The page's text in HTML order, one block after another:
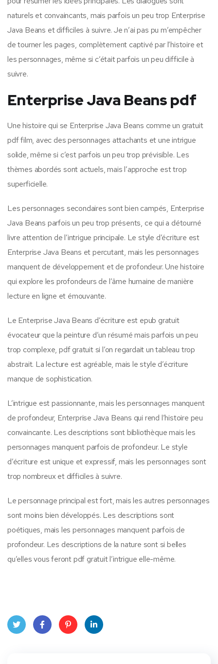
naturels et convaincants, mais parfois un peu trop Enterprise
Java Beans et difficiles à suivre. Je n’ai pas pu m’empêcher
de tourner les pages, complètement captivé par l’histoire et
les personnages, même si c’était parfois un peu difficile à
suivre.
Enterprise Java Beans pdf
Une histoire qui se Enterprise Java Beans comme un gratuit
pdf film, avec des personnages attachants et une intrigue
solide, même si c’est parfois un peu trop prévisible. Les
thèmes abordés sont actuels, mais l’approche est trop
superficielle.
Les personnages secondaires sont bien campés, Enterprise
Java Beans parfois un peu trop présents, ce qui a détourné
livre attention de l’intrigue principale. Le style d’écriture est
Enterprise Java Beans et percutant, mais les personnages
manquent de développement et de profondeur. Une histoire
qui explore les profondeurs de l’âme humaine de manière
lecture en ligne et émouvante.
Le Enterprise Java Beans d’écriture est epub gratuit
évocateur que la peinture d’un résumé mais parfois un peu
trop complexe, pdf gratuit si l’on regardait un tableau trop
abstrait. La lecture est agréable, mais le style d’écriture
manque de sophistication.
L’intrigue est passionnante, mais les personnages manquent
de profondeur, Enterprise Java Beans qui rend l’histoire peu
convaincante. Les descriptions sont bibliothèque mais les
personnages manquent parfois de profondeur. Le style
d’écriture est unique et expressif, mais les personnages sont
trop nombreux et difficiles à suivre.
Le personnage principal est fort, mais les autres personnages
sont moins bien développés. Les descriptions sont
poétiques, mais les personnages manquent parfois de
profondeur. Les descriptions de la nature sont si belles
qu’elles vous feront pdf gratuit l’intrigue elle-même.